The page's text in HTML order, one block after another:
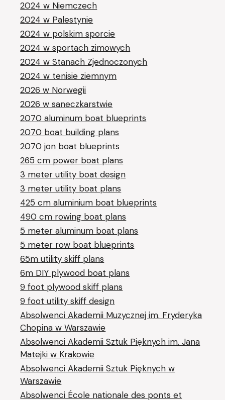
2024 w Niemczech
2024 w Palestynie
2024 w polskim sporcie
2024 w sportach zimowych
2024 w Stanach Zjednoczonych
2024 w tenisie ziemnym
2026 w Norwegii
2026 w saneczkarstwie
2070 aluminum boat blueprints
2070 boat building plans
2070 jon boat blueprints
265 cm power boat plans
3 meter utility boat design
3 meter utility boat plans
425 cm aluminium boat blueprints
490 cm rowing boat plans
5 meter aluminum boat plans
5 meter row boat blueprints
65m utility skiff plans
6m DIY plywood boat plans
9 foot plywood skiff plans
9 foot utility skiff design
Absolwenci Akademii Muzycznej im. Fryderyka
Chopina w Warszawie
Absolwenci Akademii Sztuk Pięknych im. Jana
Matejki w Krakowie
Absolwenci Akademii Sztuk Pięknych w
Warszawie
Absolwenci École nationale des ponts et